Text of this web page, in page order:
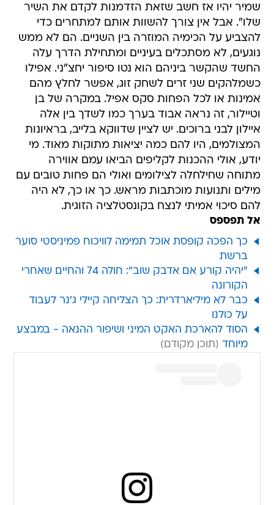
שמיר יהיו אז חשב שזאת הזדמנות לקדם את השיר
שלו". אבל אין צורך להשוות אותם למתחרים כדי
להצביע על הכימיה המוזרה בין השניים. הם לא ממש
נוגעים, לא מסתכלים בעיניים ומתחילת הדרך עלה
החשד שהקשר ביניהם הוא נטו סיפור יחצ"ני. אפילו
כשמלהקים שני זרים לשחק זוג, אפשר לחלץ מהם
אמינות או לכל הפחות סקס אפיל. במקרה של בן
וטיילור, זה נראה אבוד בערך כמו לשדך בין אלה
איילון לבני ברוכים. יש לציין שדווקא בלייב, בראיונות
המצולמים, היו להם כמה יציאות מתוקות מאוד. מי
יודע, אולי ההכנות לקליפים הביאו עמם אווירה
מתוחה שחילחלה לצילומים ואולי הם פחות טובים עם
מילים ותנועות מוכתבות מראש. כך או כך, לא היה
להם סיכוי אמיתי לנצח בקונסטלציה הזוגית.
אל תפספס
כך הפכה קופסת אוכל תמימה לוויכוח פמיניסטי סוער
ברשת
"יהיה קורע אם אדבק שוב": חולה 74 והחיים שאחרי
הקורונה
כבר לא מיליארדרית: כך הצליחה קיילי ג'נר לעבוד
על כולנו
הסוד להארכת האקט המיני ושיפור ההנאה - במבצע
מיוחד